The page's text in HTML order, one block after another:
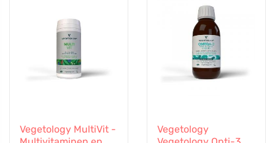
Vegetology MultiVit -
Vegetology